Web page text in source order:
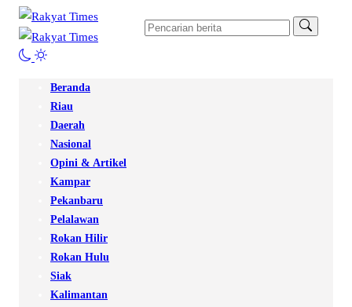
Beranda
Riau
Daerah
Nasional
Opini & Artikel
Kampar
Pekanbaru
Pelalawan
Rokan Hilir
Rokan Hulu
Siak
Kalimantan